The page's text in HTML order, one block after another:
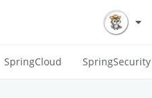
SpringCloud SpringSecurity